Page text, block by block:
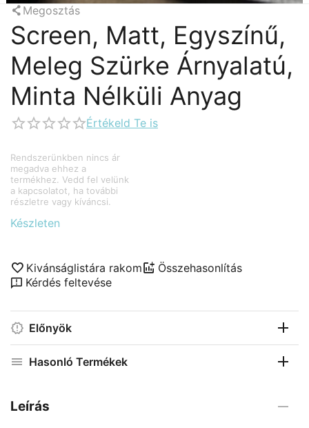
Megosztás
Screen, Matt, Egyszínű,
Meleg Szürke Árnyalatú,
Minta Nélküli Anyag
Értékeld Te is
Rendszerünkben nincs ár
megadva ehhez a
termékhez. Vedd fel velünk
a kapcsolatot, ha további
részletre vagy kíváncsi.
Készleten
Kivánságlistára rakom
Összehasonlítás
Kérdés feltevése
Előnyök
Hasonló Termékek
Leírás